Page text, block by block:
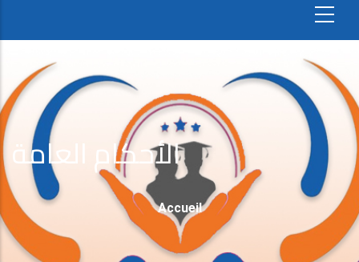
الأحكام العامة
Fil
D'Ariane
Accueil